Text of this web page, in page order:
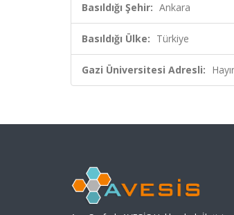
Basıldığı Şehir: Ankara
Basıldığı Ülke: Türkiye
Gazi Üniversitesi Adresli: Hayır